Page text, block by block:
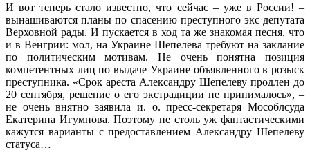
И вот теперь стало известно, что сейчас – уже в России! –
вынашиваются планы по спасению преступного экс депутата
Верховной рады. И пускается в ход та же знакомая песня, что
и в Венгрии: мол, на Украине Шепелева требуют на заклание
по политическим мотивам. Не очень понятна позиция
компетентных лиц по выдаче Украине объявленного в розыск
преступника. «Срок ареста Александру Шепелеву продлен до
20 сентября, решение о его экстрадиции не принималось», –
не очень внятно заявила и. о. пресс-секретаря Мособлсуда
Екатерина Игумнова. Поэтому не столь уж фантастическими
кажутся варианты с предоставлением Александру Шепелеву
статуса…